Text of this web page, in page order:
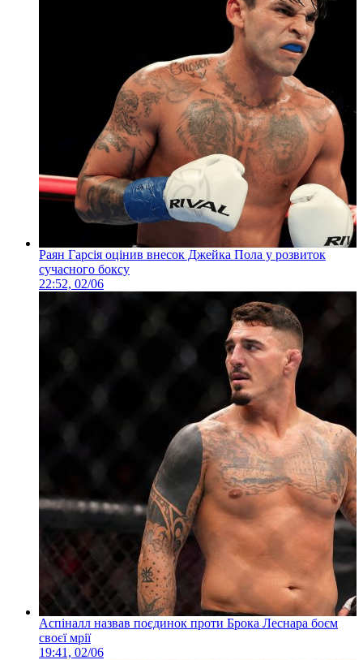
Раян Гарсія оцінив внесок Джейка Пола у розвиток
сучасного боксу
22:52, 02/06
Аспіналл назвав поєдинок проти Брока Леснара боєм
своєї мрії
19:41, 02/06